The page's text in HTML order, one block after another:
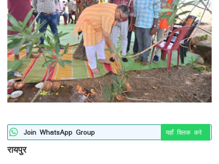
Join WhatsApp Group यहाँ क्लिक करे
रायपुर